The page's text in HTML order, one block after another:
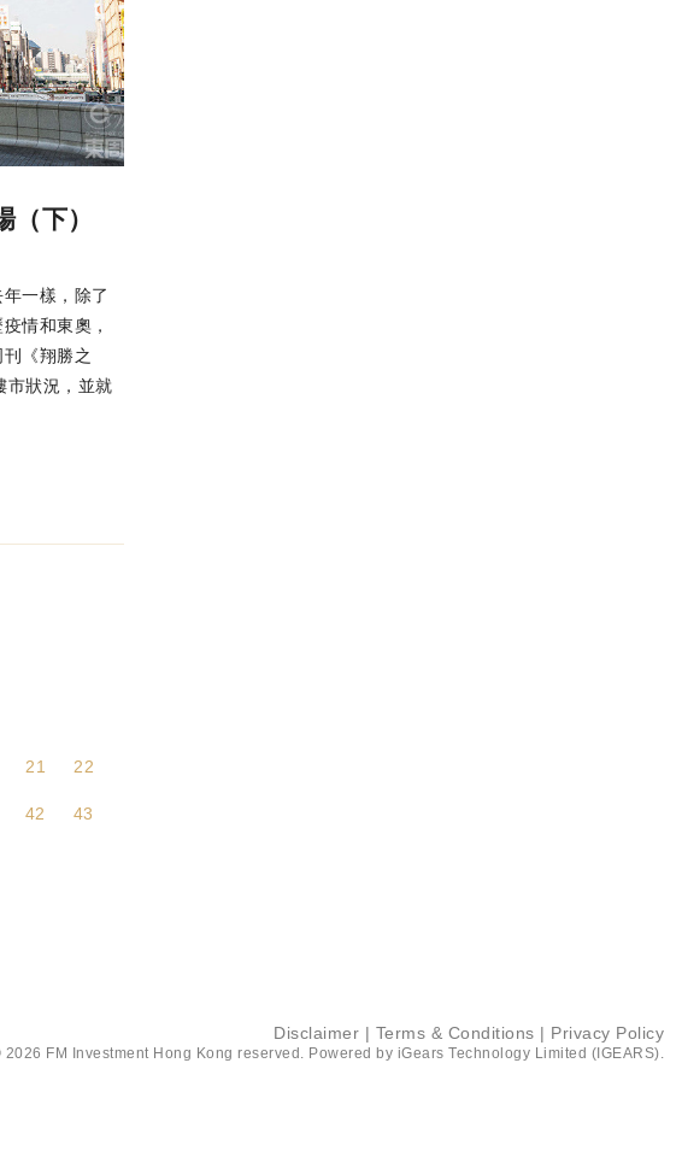
下）
一樣，除了
情和東奧，
《翔勝之
市狀況，並就
21 22
42 43
Disclaimer | Terms & Conditions | Privacy Policy
2026 FM Investment Hong Kong reserved. Powered by iGears Technology Limited (IGEARS).